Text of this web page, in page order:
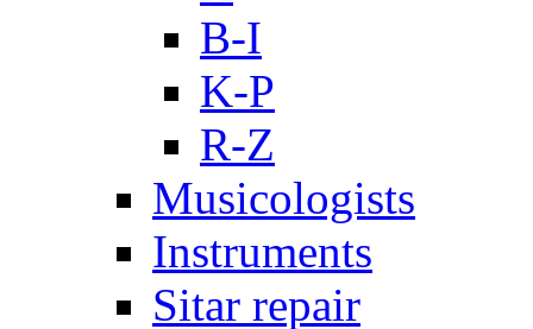
B-I
K-P
R-Z
Musicologists
Instruments
Sitar repair